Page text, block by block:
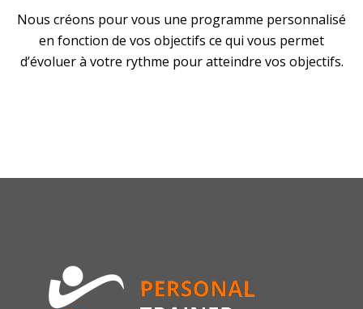
Nous créons pour vous une programme personnalisé
en fonction de vos objectifs ce qui vous permet
d’évoluer à votre rythme pour atteindre vos objectifs.